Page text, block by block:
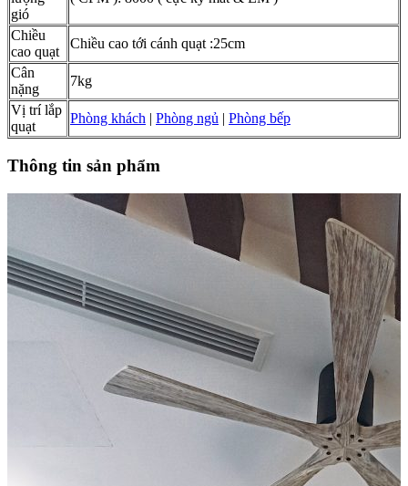
gió
Chiều
cao quạt
Chiều cao tới cánh quạt :25cm
Cân
nặng
7kg
Vị trí lắp
quạt
Phòng khách | Phòng ngủ | Phòng bếp
Thông tin sản phẩm